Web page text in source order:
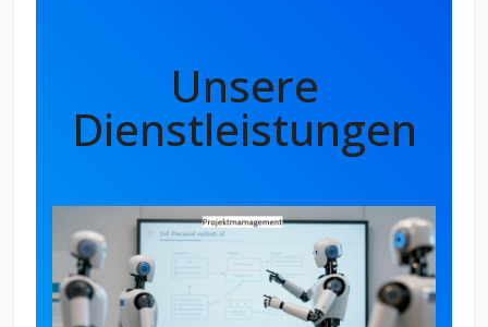
Unsere
Dienstleistungen